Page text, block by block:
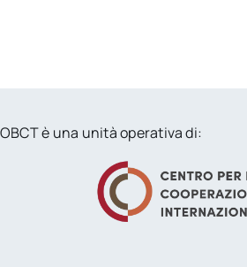
OBCT è una unità operativa di: